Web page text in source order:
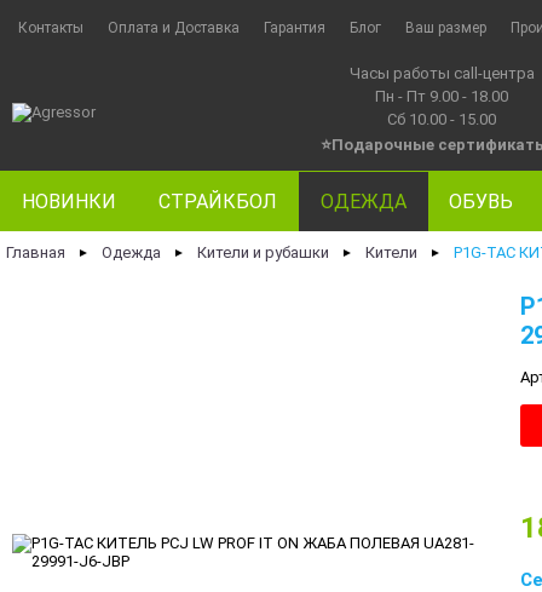
Контакты Оплата и Доставка Гарантия Блог Ваш размер
Часы работы call-центра
Пн - Пт 9.00 - 18.00
Сб 10.00 - 15.00
⭐Подарочные
НОВИНКИ СТРАЙКБОЛ ОДЕЖДА ОБУВЬ
Главная ► Одежда ► Кители и рубашки ► Кители ► P1G-TAC